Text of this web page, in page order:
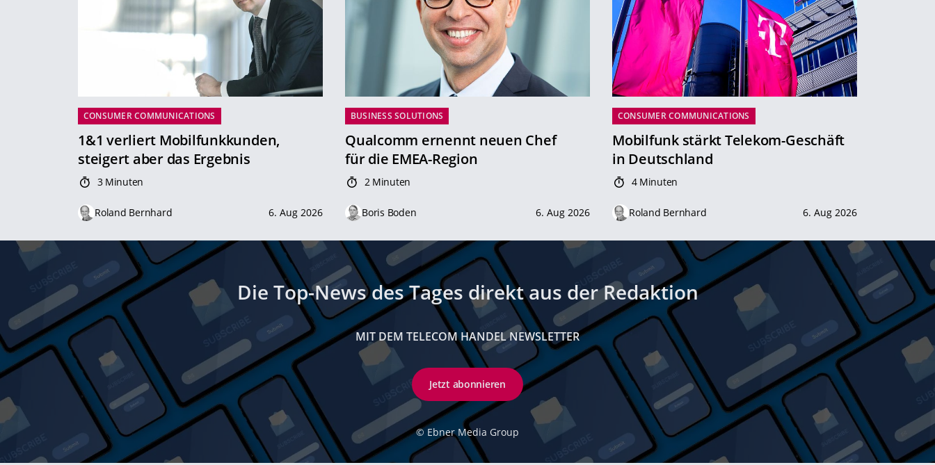
CONSUMER COMMUNICATIONS
1&1 verliert Mobilfunkkunden,
steigert aber das Ergebnis
3 Minuten
Roland Bernhard 6. Aug 2026
BUSINESS SOLUTIONS
Qualcomm ernennt neuen Chef
für die EMEA-Region
2 Minuten
Boris Boden 6. Aug 2026
CONSUMER COMMUNICATIONS
Mobilfunk stärkt Telekom-Geschäft
in Deutschland
4 Minuten
Roland Bernhard 6. Aug 2026
Die Top-News des Tages direkt aus der Redaktion
MIT DEM TELECOM HANDEL NEWSLETTER
Jetzt abonnieren
© Ebner Media Group